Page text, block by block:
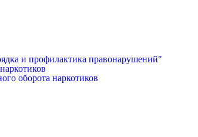
и профилактика правонарушений"
оборота наркотиков